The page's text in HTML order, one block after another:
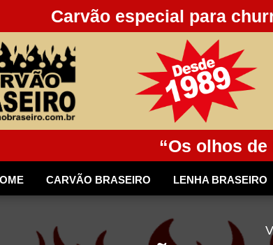
Carvão especial para
“Os olhos
CARVÃO BRASEIRO LENHA BRASEIRO